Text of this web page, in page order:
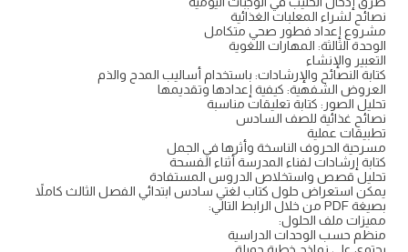
نصائح لشراء المعلبات الغذائية
مشروع إعداد فطور صحي متكامل
الوحدة الثالثة: المهارات اللغوية
التعبير والإنشاء
كتابة النصائح والإرشادات: باستخدام أساليب المدح والذم
العروض الشفهية: كيفية إعدادها وتقديمها
تحليل الصور: كتابة تعليقات مناسبة
نصائح غذائية للصف السادس
تطبيقات عملية
مسرحية الحروف الناسخة وأثرها في الجمل
كتابة إرشادات لفناء المدرسة أثناء الفسحة
تحليل قصص واستخلاص الدروس المستفادة
يمكن استعراض حلول كتاب لغتي سادس ابتدائي الفصل الثالث كاملاً
بصيغة PDF من خلال الرابط التالي:
مميزات ملف الحلول:
منظم حسب الوحدات الدراسية